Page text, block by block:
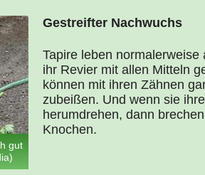
gut
Gestreifter Nachwuchs
Tapire leben normalerweise
ihr Revier mit allen Mitteln
können mit ihren Zähnen
zubeißen. Und wenn sie
herumdrehen, dann
Knochen.